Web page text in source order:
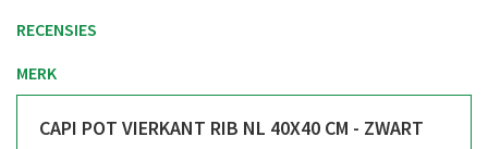
RECENSIES
MERK
CAPI POT VIERKANT RIB NL 40X40 CM - ZWART